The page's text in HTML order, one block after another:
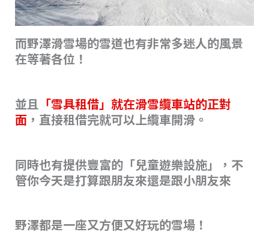
而野澤滑雪場的雪道也有非常多迷人的風景
在等著各位！
並且 「雪具租借」就在滑雪纜車站的正對
面，直接租借完就可以上纜車開滑。
同時也有提供豐富的「兒童遊樂設施」，不
管你今天是打算跟朋友來還是跟小朋友來
野澤都是一座又方便又好玩的雪場！